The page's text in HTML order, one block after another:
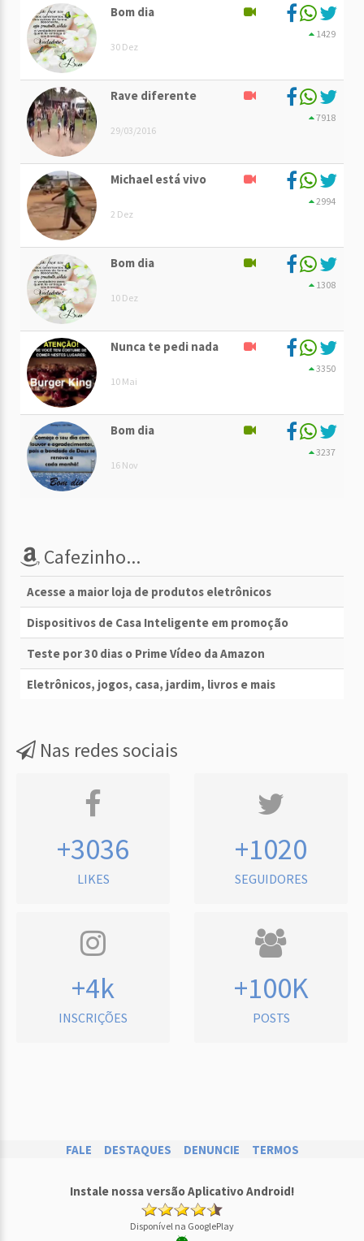
Bom dia
30 Dez
1429
Rave diferente
29/03/2016
7918
Michael está vivo
2 Dez
2994
Bom dia
10 Dez
1308
Nunca te pedi nada
10 Mai
3350
Bom dia
16 Nov
3237
Cafezinho...
Acesse a maior loja de produtos eletrônicos
Dispositivos de Casa Inteligente em promoção
Teste por 30 dias o Prime Vídeo da Amazon
Eletrônicos, jogos, casa, jardim, livros e mais
Nas redes sociais
+3036
LIKES
+1020
SEGUIDORES
+4k
INSCRIÇÕES
+100K
POSTS
FALE DESTAQUES DENUNCIE TERMOS
Instale nossa versão Aplicativo Android!
Disponível na GooglePlay